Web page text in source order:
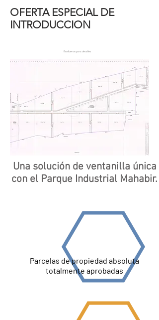
Parcelas de propiedad absoluta
totalmente aprobadas
Una solución de ventanilla única
con el Parque Industrial Mahabir.
OFERTA ESPECIAL DE
INTRODUCCION
Escríbenos para detalles